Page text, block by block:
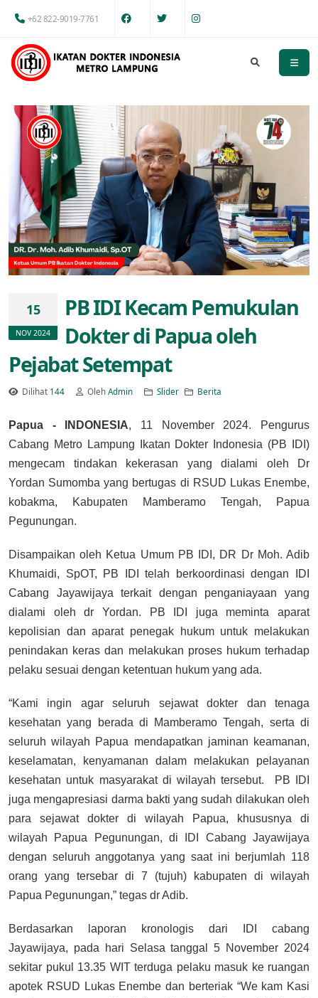
+62 822-9019-7761
15
NOV 2024
PB IDI Kecam Pemukulan
Dokter di Papua oleh
Pejabat Setempat
Dilihat 144 OlehAdmin Slider Berita
Papua - INDONESIA, 11 November 2024. Pengurus
Cabang Metro Lampung Ikatan Dokter Indonesia (PB IDI)
mengecam tindakan kekerasan yang dialami oleh Dr
Yordan Sumomba yang bertugas di RSUD Lukas Enembe,
kobakma, Kabupaten Mamberamo Tengah, Papua
Pegunungan.
Disampaikan oleh Ketua Umum PB IDI, DR Dr Moh. Adib
Khumaidi, SpOT, PB IDI telah berkoordinasi dengan IDI
Cabang Jayawijaya terkait dengan penganiayaan yang
dialami oleh dr Yordan. PB IDI juga meminta aparat
kepolisian dan aparat penegak hukum untuk melakukan
penindakan keras dan melakukan proses hukum terhadap
pelaku sesuai dengan ketentuan hukum yang ada.
“Kami ingin agar seluruh sejawat dokter dan tenaga
kesehatan yang berada di Mamberamo Tengah, serta di
seluruh wilayah Papua mendapatkan jaminan keamanan,
keselamatan, kenyamanan dalam melakukan pelayanan
kesehatan untuk masyarakat di wilayah tersebut. PB IDI
juga mengapresiasi darma bakti yang sudah dilakukan oleh
para sejawat dokter di wilayah Papua, khususnya di
wilayah Papua Pegunungan, di IDI Cabang Jayawijaya
dengan seluruh anggotanya yang saat ini berjumlah 118
orang yang tersebar di 7 (tujuh) kabupaten di wilayah
Papua Pegunungan,” tegas dr Adib.
Berdasarkan laporan kronologis dari IDI cabang
Jayawijaya, pada hari Selasa tanggal 5 November 2024
sekitar pukul 13.35 WIT terduga pelaku masuk ke ruangan
apotek RSUD Lukas Enembe dan berteriak “We kam Kasi